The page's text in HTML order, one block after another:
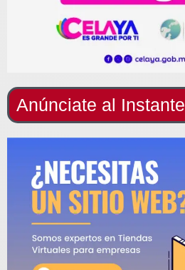
Anúnciate al Instante